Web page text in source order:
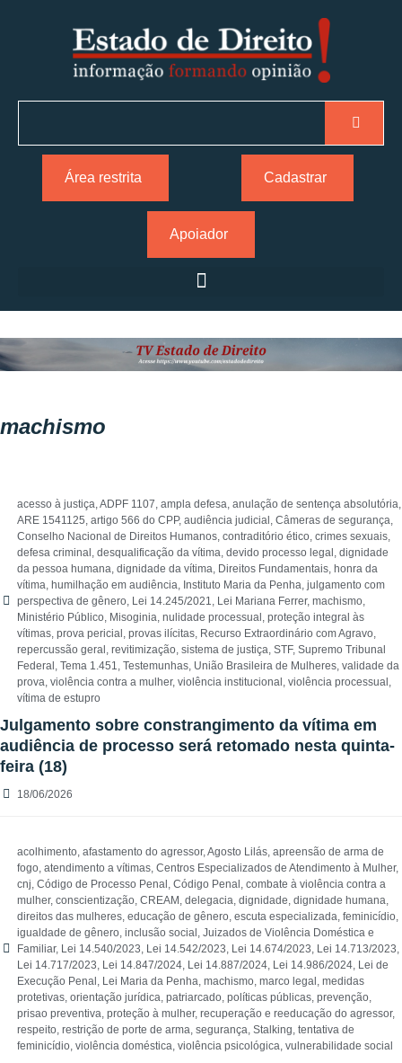
Área restrita Cadastrar
Apoiador
machismo
acesso à justiça,ADPF 1107, ampla defesa, anulação de sentença absolutória,
ARE 1541125, artigo 566 do CPP, audiência judicial , Câmeras de segurança,
Conselho Nacional de Direitos Humanos, contraditório ético, crimes sexuais,
defesa criminal , desqualificação da vítima, devido processo legal , dignidade
da pessoa humana, dignidade da vítima, Direitos Fundamentais, honra da
vítima, humilhação em audiência, Instituto Maria da Penha, julgamento com
perspectiva de gênero, Lei 14.245/2021, Lei Mariana Ferrer, machismo,
Ministério Público, Misoginia, nulidade processual , proteção integral às
vítimas, prova pericial , provas ilícitas, Recurso Extraordinário com Agravo,
repercussão geral , revitimização, sistema de justiça, STF, Supremo Tribunal
Federal , Tema 1.451, Testemunhas, União Brasileira de Mulheres, validade da
prova, violência contra a mulher, violência institucional , violência processual ,
vítima de estupro
Julgamento sobre constrangimento da vítima em
audiência de processo será retomado nesta quinta-
feira (18)
18/06/2026
acolhimento, afastamento do agressor,Agosto Lilás, apreensão de arma de
fogo, atendimento a vítimas, Centros Especializados de Atendimento à Mulher,
cnj, Código de Processo Penal , Código Penal , combate à violência contra a
mulher, conscientização, CREAM , delegacia, dignidade, dignidade humana,
direitos das mulheres, educação de gênero, escuta especializada, feminicídio,
igualdade de gênero, inclusão social , Juizados de Violência Doméstica e
Familiar, Lei 14.540/2023, Lei 14.542/2023, Lei 14.674/2023, Lei 14.713/2023,
Lei 14.717/2023, Lei 14.847/2024, Lei 14.887/2024, Lei 14.986/2024, Lei de
Execução Penal , Lei Maria da Penha, machismo, marco legal , medidas
protetivas, orientação jurídica, patriarcado, políticas públicas, prevenção,
prisao preventiva, proteção à mulher, recuperação e reeducação do agressor,
respeito, restrição de porte de arma, segurança, Stalking, tentativa de
feminicídio, violência doméstica, violência psicológica, vulnerabilidade social